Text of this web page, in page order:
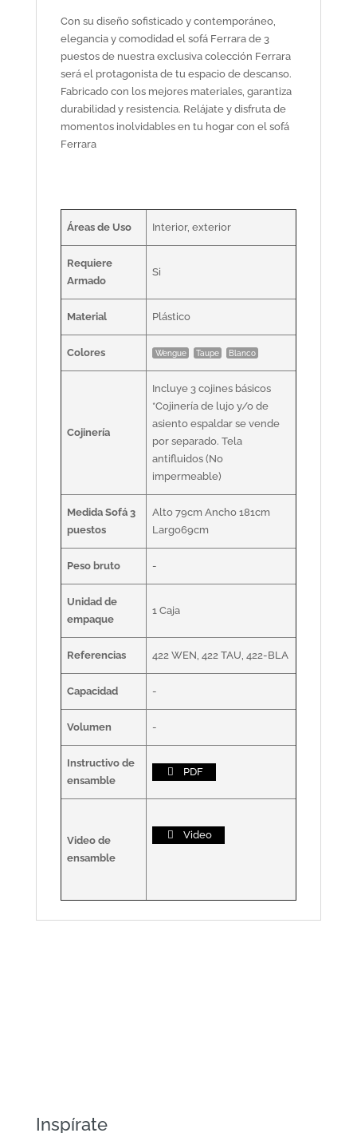
Con su diseño sofisticado y contemporáneo,
elegancia y comodidad el sofá Ferrara de 3
puestos de nuestra exclusiva colección Ferrara
será el protagonista de tu espacio de descanso.
Fabricado con los mejores materiales, garantiza
durabilidad y resistencia. Relájate y disfruta de
momentos inolvidables en tu hogar con el sofá
Ferrara
Áreas de Uso Interior, exterior
Requiere
Armado
Si
Material Plástico
Colores Wengue Taupe Blanco
Cojinería
Incluye 3 cojines básicos
*Cojinería de lujo y/o de
asiento espaldar se vende
por separado. Tela
antifluidos (No
impermeable)
Medida Sofá 3
puestos
Alto 79cm Ancho 181cm
Largo69cm
Peso bruto -
Unidad de
empaque
1 Caja
Referencias 422 WEN, 422 TAU, 422-BLA
Capacidad -
Volumen -
Instructivo de
ensamble
PDF
Video de
ensamble
Video
Inspírate